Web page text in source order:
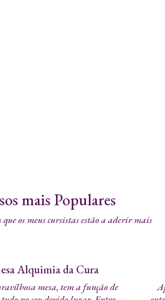
mais Populares
que os meus cursistas estão a aderir mais
Alquimia da Cura
mesa, tem a função de